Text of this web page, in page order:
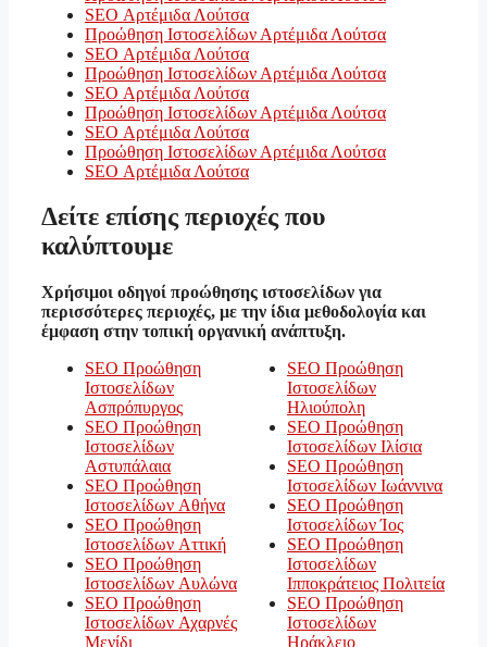
SEO Αρτέμιδα Λούτσα
Προώθηση Ιστοσελίδων Αρτέμιδα Λούτσα
SEO Αρτέμιδα Λούτσα
Προώθηση Ιστοσελίδων Αρτέμιδα Λούτσα
SEO Αρτέμιδα Λούτσα
Προώθηση Ιστοσελίδων Αρτέμιδα Λούτσα
SEO Αρτέμιδα Λούτσα
Προώθηση Ιστοσελίδων Αρτέμιδα Λούτσα
SEO Αρτέμιδα Λούτσα
Δείτε επίσης περιοχές που
καλύπτουμε
Χρήσιμοι οδηγοί προώθησης ιστοσελίδων για
περισσότερες περιοχές, με την ίδια μεθοδολογία και
έμφαση στην τοπική οργανική ανάπτυξη.
SEO Προώθηση
Ιστοσελίδων
Ασπρόπυργος
SEO Προώθηση
Ιστοσελίδων
Αστυπάλαια
SEO Προώθηση
Ιστοσελίδων Αθήνα
SEO Προώθηση
Ιστοσελίδων Αττική
SEO Προώθηση
Ιστοσελίδων Αυλώνα
SEO Προώθηση
Ιστοσελίδων Αχαρνές
Μενίδι
SEO Προώθηση
Ιστοσελίδων
Ηλιούπολη
SEO Προώθηση
Ιστοσελίδων Ιλίσια
SEO Προώθηση
Ιστοσελίδων Ιωάννινα
SEO Προώθηση
Ιστοσελίδων Ίος
SEO Προώθηση
Ιστοσελίδων
Ιπποκράτειος Πολιτεία
SEO Προώθηση
Ιστοσελίδων
Ηράκλειο